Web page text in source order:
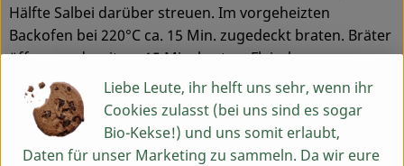
Service
Hälfte Salbei darüber streuen. Im vorgeheizten
Backofen bei 220°C ca. 15 Min. zugedeckt braten. Bräter
öffnen und weitere 15 Min. braten. Fleisch
herausnehmen, 5 Min. ruhen lassen, dann in Scheiben
geschnitten anrichten.
Zurück
Liebe Leute, ihr helft uns sehr, wenn ihr
Cookies zulasst (bei uns sind es sogar
Bio-Kekse!) und uns somit erlaubt,
Daten für unser Marketing zu sammeln. Da wir eure